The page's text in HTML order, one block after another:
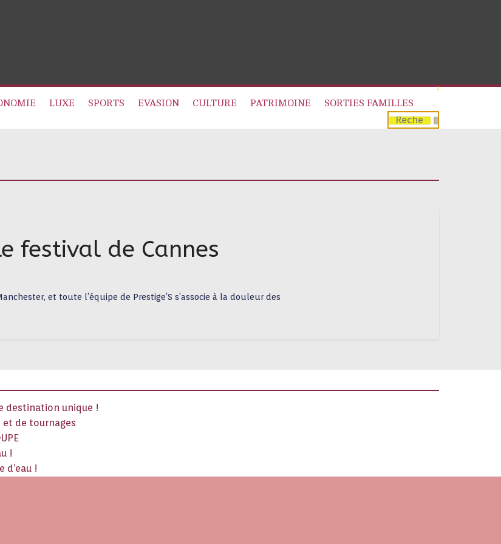
LUXE SPORTS EVASION CULTURE PATRIMOINE
SORTIES FAMILLES
festival de Cannes
et toute l’équipe de Prestige’S s’associe à la douleur des
destination unique !
et de tournages
!
d’eau !